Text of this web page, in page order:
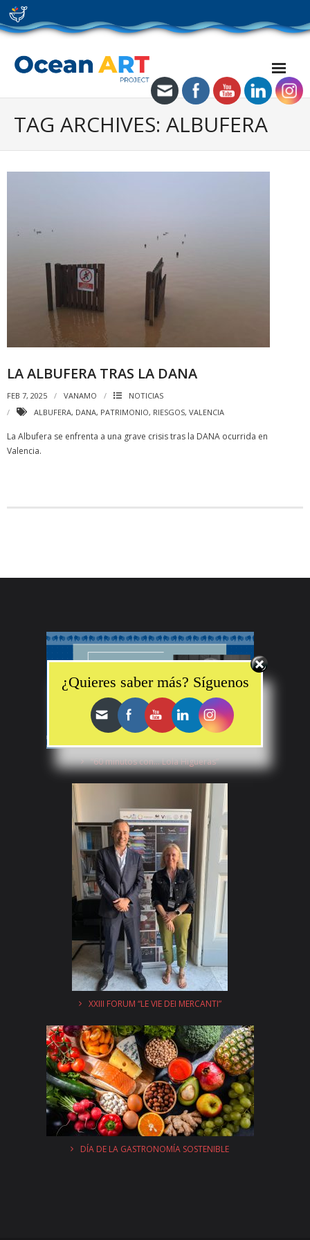
Skip
to
content
TAG ARCHIVES: ALBUFERA
LA ALBUFERA TRAS LA DANA
FEB 7, 2025 VANAMO
NOTICIAS
ALBUFERA, DANA, PATRIMONIO, RIESGOS, VALENCIA
La Albufera se enfrenta a una grave crisis tras la DANA ocurrida en
Valencia.
“60 minutos con… Lola Higueras”
XXIII FORUM “LE VIE DEI MERCANTI”
DÍA DE LA GASTRONOMÍA SOSTENIBLE
¿Quieres saber más? Síguenos
Set Youtube Channel ID